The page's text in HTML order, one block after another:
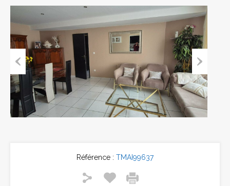
Previous Next
Référence : TMAI99637